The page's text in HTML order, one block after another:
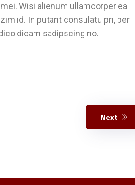
Wisi alienum ullamcorper ea
id. In putant consulatu pri, per
dicam sadipscing no.
Next